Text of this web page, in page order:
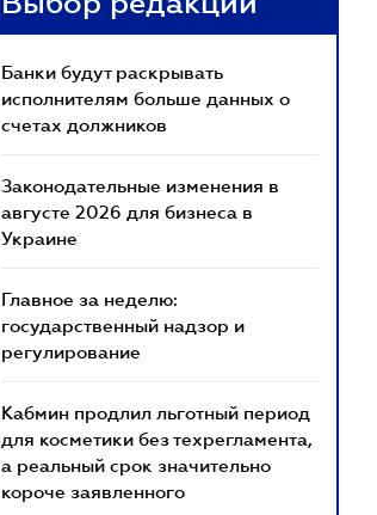
Банки будут раскрывать
исполнителям больше данных о
счетах должников
Законодательные изменения в
августе 2026 для бизнеса в
Украине
Главное за неделю:
государственный надзор и
регулирование
Кабмин продлил льготный период
для косметики без техрегламента,
а реальный срок значительно
короче заявленного